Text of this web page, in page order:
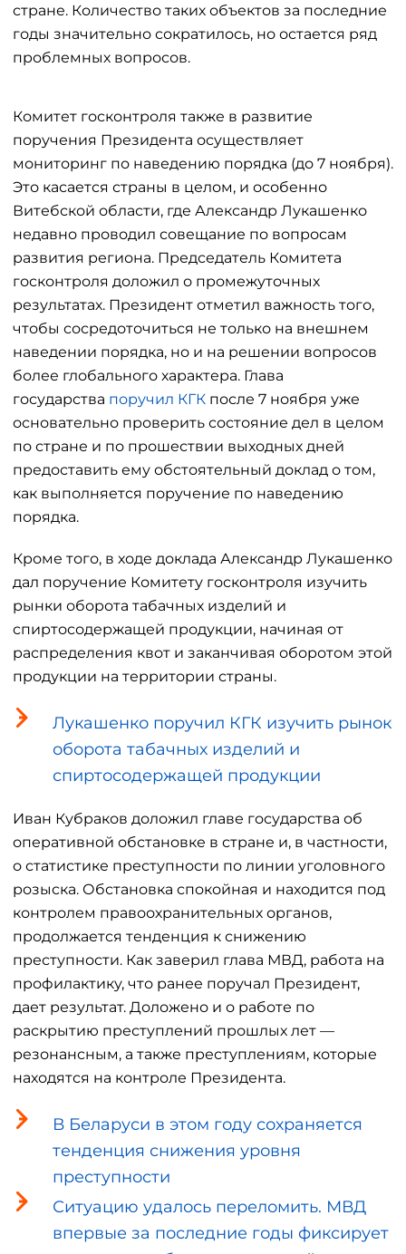
стране. Количество таких объектов за последние
годы значительно сократилось, но остается ряд
проблемных вопросов.
Комитет госконтроля также в развитие
поручения Президента осуществляет
мониторинг по наведению порядка (до 7 ноября).
Это касается страны в целом, и особенно
Витебской области, где Александр Лукашенко
недавно проводил совещание по вопросам
развития региона. Председатель Комитета
госконтроля доложил о промежуточных
результатах. Президент отметил важность того,
чтобы сосредоточиться не только на внешнем
наведении порядка, но и на решении вопросов
более глобального характера. Глава
государства поручил КГК после 7 ноября уже
основательно проверить состояние дел в целом
по стране и по прошествии выходных дней
предоставить ему обстоятельный доклад о том,
как выполняется поручение по наведению
порядка.
Кроме того, в ходе доклада Александр Лукашенко
дал поручение Комитету госконтроля изучить
рынки оборота табачных изделий и
спиртосодержащей продукции, начиная от
распределения квот и заканчивая оборотом этой
продукции на территории страны.
Лукашенко поручил КГК изучить рынок
оборота табачных изделий и
спиртосодержащей продукции
Иван Кубраков доложил главе государства об
оперативной обстановке в стране и, в частности,
о статистике преступности по линии уголовного
розыска. Обстановка спокойная и находится под
контролем правоохранительных органов,
продолжается тенденция к снижению
преступности. Как заверил глава МВД, работа на
профилактику, что ранее поручал Президент,
дает результат. Доложено и о работе по
раскрытию преступлений прошлых лет —
резонансным, а также преступлениям, которые
находятся на контроле Президента.
В Беларуси в этом году сохраняется
тенденция снижения уровня
преступности
Ситуацию удалось переломить. МВД
впервые за последние годы фиксирует